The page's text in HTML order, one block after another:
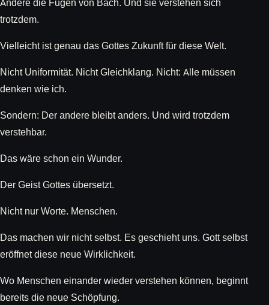
Andere die Fugen von Bach. Und sie verstehen sich
trotzdem.
Vielleicht ist genau das Gottes Zukunft für diese Welt.
Nicht Uniformität. Nicht Gleichklang. Nicht: Alle müssen
denken wie ich.
Sondern: Der andere bleibt anders. Und wird trotzdem
verstehbar.
Das wäre schon ein Wunder.
Der Geist Gottes übersetzt.
Nicht nur Worte. Menschen.
Das machen wir nicht selbst. Es geschieht uns. Gott selbst
eröffnet diese neue Wirklichkeit.
Wo Menschen einander wieder verstehen können, beginnt
bereits die neue Schöpfung.